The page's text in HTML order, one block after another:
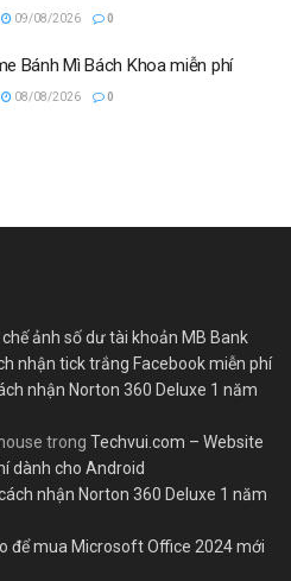
09/08/2026 0
Bánh Mì Bách Khoa miễn phí
08/08/2026 0
ảnh số dư tài khoản MB Bank
nhận tick trắng Facebook miễn phí
nhận Norton 360 Deluxe 1 năm
trong Techvui.com – Website
dành cho Android
nhận Norton 360 Deluxe 1 năm
để mua Microsoft Office 2024 mới